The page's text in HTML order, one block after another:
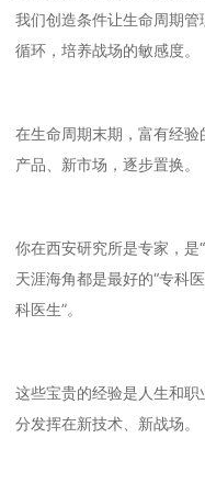
我们创造条件让生命周期
循环，培养战场的敏感度。
在生命周期末期，富有经
产品、新市场，逐步置换。
你在西安研究所是专家，是
天涯海角都是最好的“专科
科医生”。
这些宝贵的经验是人生和
分发挥在新技术、新战场。